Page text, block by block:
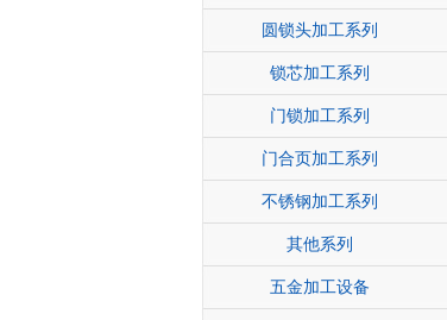
圆锁头加工系列
锁芯加工系列
门锁加工系列
门合页加工系列
不锈钢加工系列
其他系列
五金加工设备